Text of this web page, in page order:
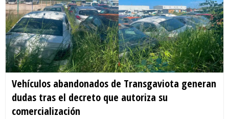
Vehículos abandonados de Transgaviota generan
dudas tras el decreto que autoriza su
comercialización